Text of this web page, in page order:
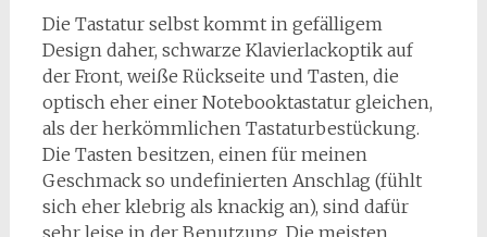
Die Tastatur selbst kommt in gefälligem
Design daher, schwarze Klavierlackoptik auf
der Front, weiße Rückseite und Tasten, die
optisch eher einer Notebooktastatur gleichen,
als der herkömmlichen Tastaturbestückung.
Die Tasten besitzen, einen für meinen
Geschmack so undefinierten Anschlag (fühlt
sich eher klebrig als knackig an), sind dafür
sehr leise in der Benutzung. Die meisten